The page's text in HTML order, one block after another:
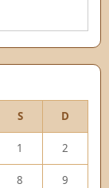
S D
1 2
8 9